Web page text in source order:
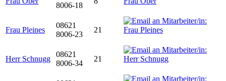
8006-18
Frau Pleines
08621
8006-23
21
Herr Schnugg
08621
8006-34
21